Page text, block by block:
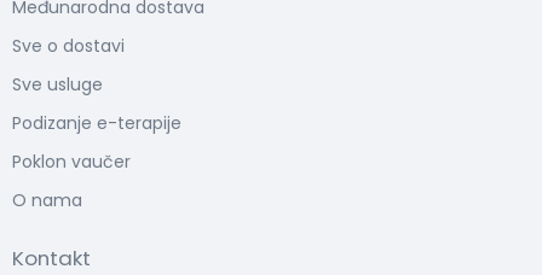
Međunarodna dostava
Sve o dostavi
Sve usluge
Podizanje e-terapije
Poklon vaučer
O nama
Kontakt